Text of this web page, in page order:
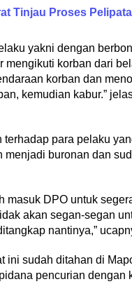
Tinjau Proses
yakni dengan
mengikuti korban dari
korban dan
kemudian kabur.”
para pelaku
buronan dan
masuk DPO untuk
akan segan-segan
nantinya,”
ini sudah ditahan di
pencurian dengan